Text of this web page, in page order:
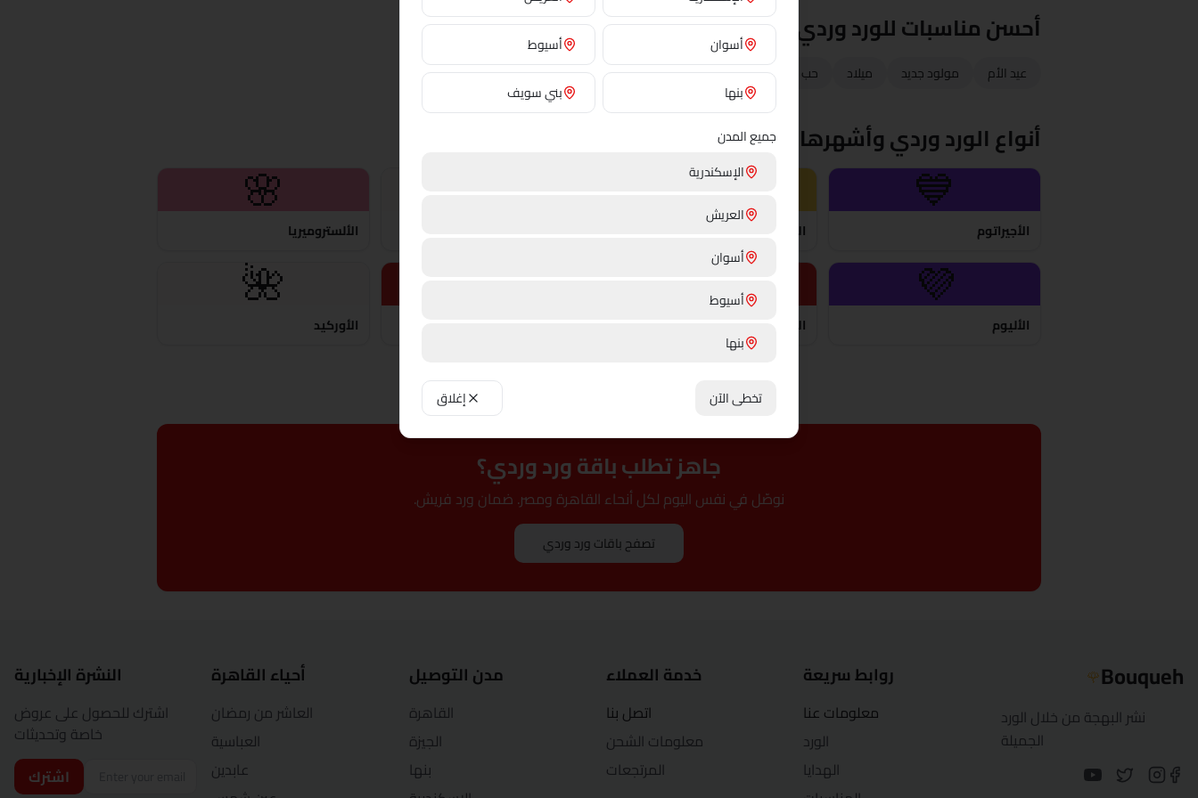
أحسن مناسبات للورد وردي
عيد الأم مولود جديد ميلاد حب ناعم شكراً
أنواع الورد وردي وأشهرها
💙
الأجيراتوم
🌼
الأخيليا
🌸
الألستروميريا
💜
الأليوم
🌺
الأماريليس
🌺
الأوركيد
جاهز تطلب باقة ورد وردي؟
نوصّل في نفس اليوم لكل أنحاء القاهرة ومصر. ضمان ورد فريش.
تصفح باقات ورد وردي
Bouqueh
🌹
نشر البهجة من خلال الورد
الجميلة
روابط سريعة
معلومات عنا
الورد
الهدايا
خدمة العملاء
اتصل بنا
معلومات الشحن
المرتجعات
مدن التوصيل
القاهرة
الجيزة
بنها
أحياء القاهرة
العاشر من رمضان
العباسية
عابدين
النشرة الإخبارية
اشترك للحصول على عروض
خاصة وتحديثات
اشترك
أسوان أسيوط
بنها
بني سويف
جميع المدن
الإسكندرية
العريش
أسوان
أسيوط
بنها
دهب
دمنهور
الفيوم
تخطى الآن إغلاق